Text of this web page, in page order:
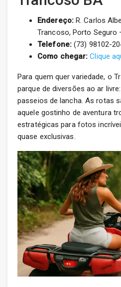
Endereço:R. Carlos
Trancoso, Porto Seguro
Telefone:(73) 98102-
Como chegar: Clique
Para quem quer variedade, o
parque de diversões ao ar
passeios de lancha. As rotas
aquele gostinho de aventura
estratégicas para fotos
quase exclusivas.